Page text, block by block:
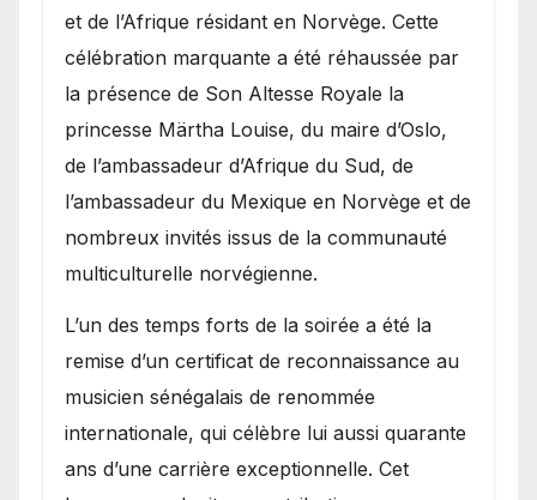
et de l’Afrique résidant en Norvège. Cette
célébration marquante a été réhaussée par
la présence de Son Altesse Royale la
princesse Märtha Louise, du maire d’Oslo,
de l’ambassadeur d’Afrique du Sud, de
l’ambassadeur du Mexique en Norvège et de
nombreux invités issus de la communauté
multiculturelle norvégienne.
​L’un des temps forts de la soirée a été la
remise d’un certificat de reconnaissance au
musicien sénégalais de renommée
internationale, qui célèbre lui aussi quarante
ans d’une carrière exceptionnelle. Cet